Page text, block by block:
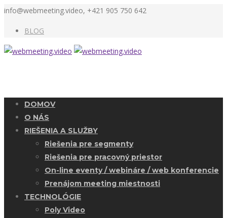
info@webmeeting.video, +421 905 750 642
BLOG
DOMOV
O NÁS
RIEŠENIA A SLUŽBY
Riešenia pre segmenty
Riešenia pre pracovný priestor
On-line eventy / webináre / web konferencie
Prenájom meeting miestnosti
TECHNOLÓGIE
Poly Video